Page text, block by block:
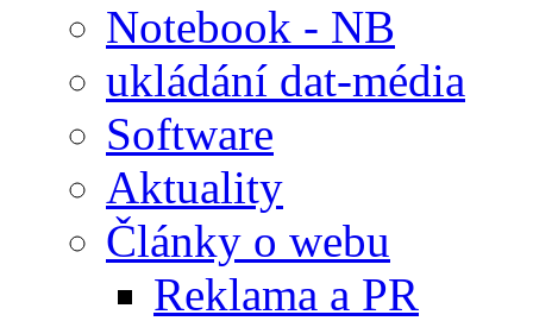
Notebook - NB
ukládání dat-média
Software
Aktuality
Články o webu
Reklama a PR